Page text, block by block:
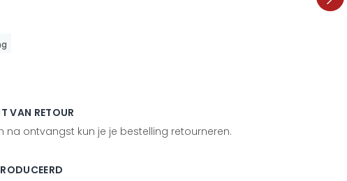
VAN RETOUR
na ontvangst kun je je bestelling retourneren.